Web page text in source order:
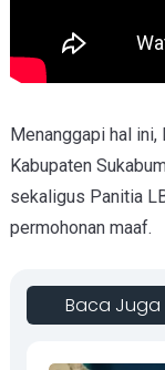
Menanggapi hal
Kabupaten
sekaligus Panitia
permohonan maaf.
Baca Juga